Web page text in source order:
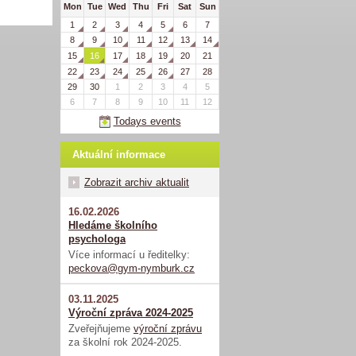
Mon Tue Wed Thu Fri Sat
Sun
1
2 3 4 5 6
7
8
9 10 11 12 13
14
15
16 17 18 19 20
21
22
23 24 25 26 27
28
29
30 1 2 3 4
5
6
7 8 9 10 11 12
Todays events
Aktuální informace
Zobrazit archiv aktualit
16.02.2026
Hledáme školního
psychologa
Více informací u ředitelky:
peckova@gym-nymburk.cz
03.11.2025
Výroční zpráva 2024-2025
Zveřejňujeme výroční zprávu
za školní rok 2024-2025.